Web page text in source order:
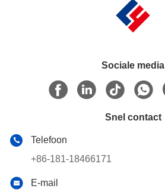
Sociale media
Snel contact
Telefoon
+86-181-18466171
E-mail